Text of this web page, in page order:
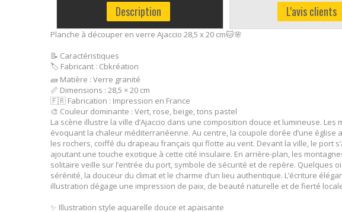
Description L'avis clients
Planche à découper en verre Ajaccio 28,5 x 20 cm🐱🌸
📝 Caractéristiques
🏷️ Fabricant : Cbkréation
🧱 Matière : Verre granité
📏 Dimensions : 28,5 × 20 cm
🇫🇷 Fabrication : Impression en France
🎨 Couleur dominante : Vert, rose, beige, tons pastel
La scène illustre la ville d’Ajaccio dans une composition douce et lumineuse.
évoquant la chaleur méditerranéenne. Au centre, la coupole dorée d’une
les rochers, coiffé du drapeau français qui flotte au vent. Devant la ville, le port
ajoutant une touche exotique à cette cité insulaire. En arrière-plan, les
solitaire veille sur l’entrée du port, symbole de sécurité et de repère. Quelques
sérénité, la douceur du climat et le charme d’un lieu authentique. L’écriture
illustration dégage une impression de paix, de beauté naturelle et de fierté
✨ Illustration style aquarelle douce et apaisante